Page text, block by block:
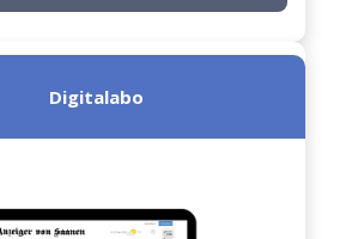
Digitalabo